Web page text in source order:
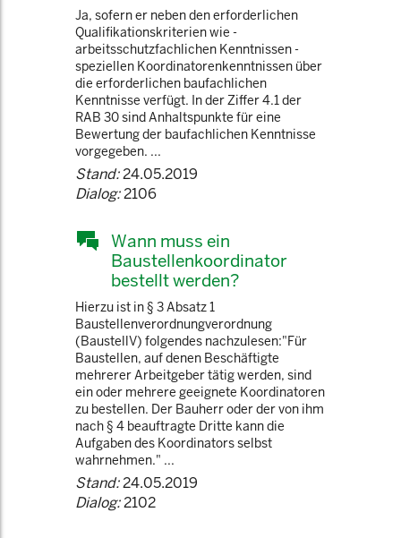
Ja, sofern er neben den erforderlichen
Qualifikationskriterien wie -
arbeitsschutzfachlichen Kenntnissen -
speziellen Koordinatorenkenntnissen über
die erforderlichen baufachlichen
Kenntnisse verfügt. In der Ziffer 4.1 der
RAB 30 sind Anhaltspunkte für eine
Bewertung der baufachlichen Kenntnisse
vorgegeben. ...
Stand:24.05.2019
Dialog:2106
Wann muss ein
Baustellenkoordinator
bestellt werden?
Hierzu ist in § 3 Absatz 1
Baustellenverordnungverordnung
(BaustellV) folgendes nachzulesen:"Für
Baustellen, auf denen Beschäftigte
mehrerer Arbeitgeber tätig werden, sind
ein oder mehrere geeignete Koordinatoren
zu bestellen. Der Bauherr oder der von ihm
nach § 4 beauftragte Dritte kann die
Aufgaben des Koordinators selbst
wahrnehmen." ...
Stand:24.05.2019
Dialog:2102